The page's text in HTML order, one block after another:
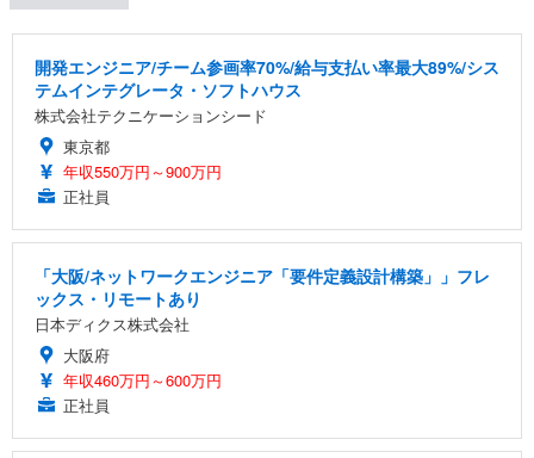
開発エンジニア/チーム参画率70%/給与支払い率最大89%/シス
テムインテグレータ・ソフトハウス
株式会社テクニケーションシード
東京都
年収550万円～900万円
正社員
「大阪/ネットワークエンジニア「要件定義設計構築」」フレ
ックス・リモートあり
日本ディクス株式会社
大阪府
年収460万円～600万円
正社員